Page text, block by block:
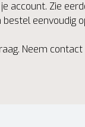
account. Zie
eenvoudig
Neem contact